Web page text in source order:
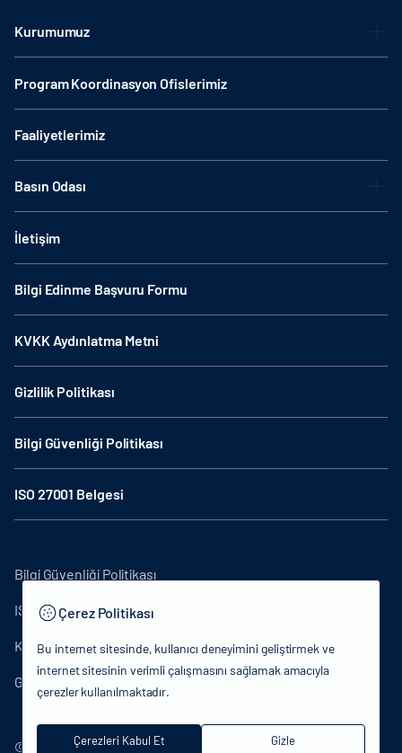
Kurumumuz
Program Koordinasyon Ofislerimiz
Faaliyetlerimiz
Basın Odası
İletişim
Bilgi Edinme Başvuru Formu
KVKK Aydınlatma Metni
Gizlilik Politikası
Bilgi Güvenliği Politikası
ISO 27001 Belgesi
© 2024 T.C.Kütlür ve Turizm Bakanlığı - Tüm hakları saklıdır.
Bilgi Güvenliği Politikası
ISO27001
KVKK Aydınlatma Metni
Gizlilik Politikası
Çerez Politikası
Bu internet sitesinde, kullanıcı deneyimini geliştirmek ve
internet sitesinin verimli çalışmasını sağlamak amacıyla
çerezler kullanılmaktadır.
Çerezleri Kabul Et Gizle